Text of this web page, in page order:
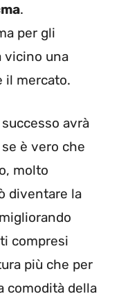
.
per gli
vicino una
il mercato.
avrà
è vero che
molto
diventare la
compresi
più che per
comodità della